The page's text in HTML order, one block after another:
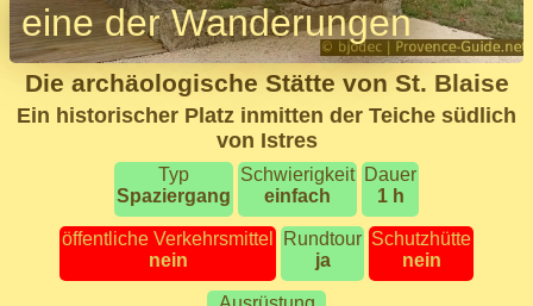
eine der Wanderungen
Die archäologische Stätte von St. Blaise
Ein historischer Platz inmitten der Teiche südlich
von Istres
Typ
Spaziergang
Schwierigkeit
einfach
Dauer
1 h
öffentliche Verkehrsmittel
nein
Rundtour
ja
Schutzhütte
nein